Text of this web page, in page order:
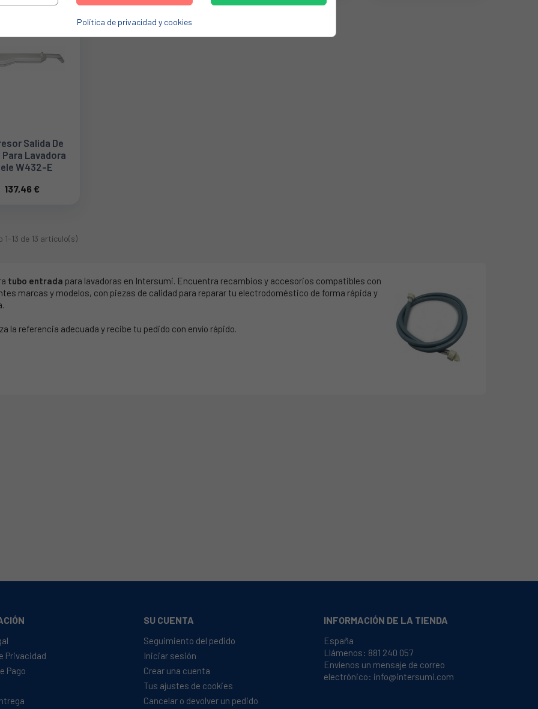
Salida De
Para Lavadora
W432-E
137,46 €
1-13 de 13 artículo(s)
tubo entrada para lavadoras en Intersumi. Encuentra recambios y accesorios compatibles con
marcas y modelos, con piezas de calidad para reparar tu electrodoméstico de forma rápida y
la referencia adecuada y recibe tu pedido con envío rápido.
Privacidad
Pago
SU CUENTA
Seguimiento del pedido
Iniciar sesión
Crear una cuenta
Tus ajustes de cookies
Cancelar o devolver un pedido
INFORMACIÓN DE LA TIENDA
España
Llámenos: 881 240 057
Envíenos un mensaje de correo
electrónico: info@intersumi.com
Política de privacidad y cookies